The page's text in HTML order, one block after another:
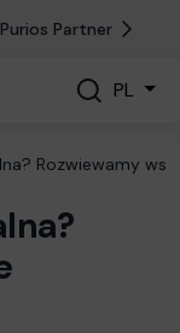
Partner
PL
Rozwiewamy